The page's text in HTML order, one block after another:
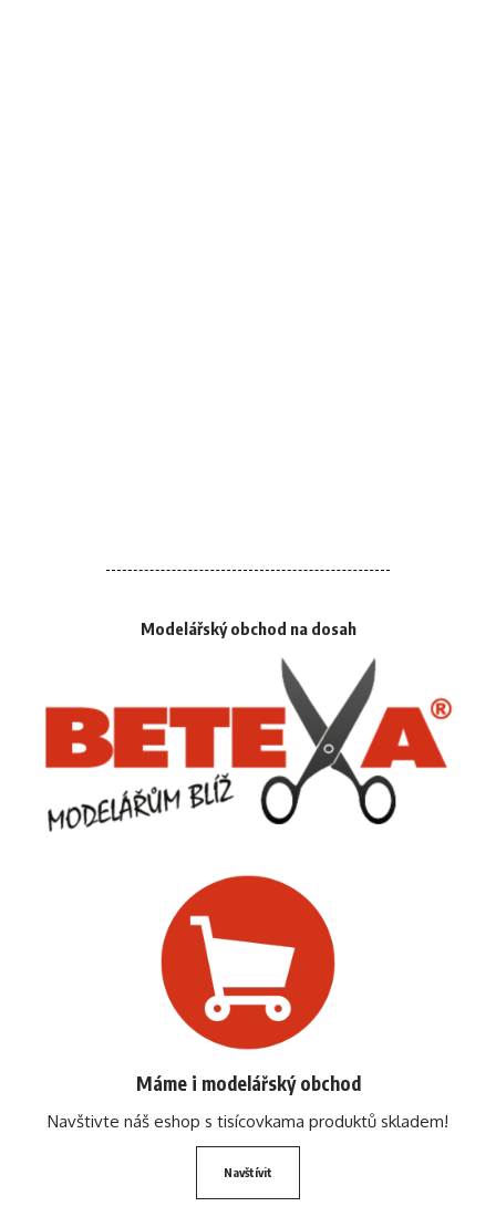
Modelářský obchod na dosah
Máme i modelářský obchod
Navštivte náš eshop s tisícovkama produktů skladem!
Navštívit